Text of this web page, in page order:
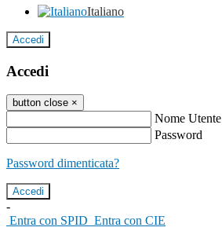
Italiano
Accedi
Accedi
button close ×
Nome Utente
Password
Password dimenticata?
-
Entra con SPID Entra con CIE